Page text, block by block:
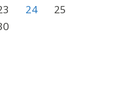
24
25